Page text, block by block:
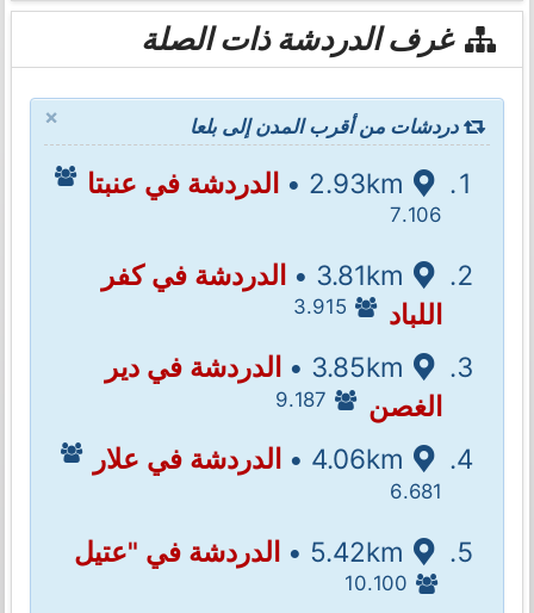
غرف الدردشة ذات الصلة
× دردشات من أقرب المدن إلى بلعا
2.93km • الدردشة في عنبتا
7.106
3.81km •
الدردشة في كفر
اللباد
3.85km •
الدردشة في دير
الغصن
4.06km • الدردشة في علار
6.681
5.42km • الدردشة في "عتيل